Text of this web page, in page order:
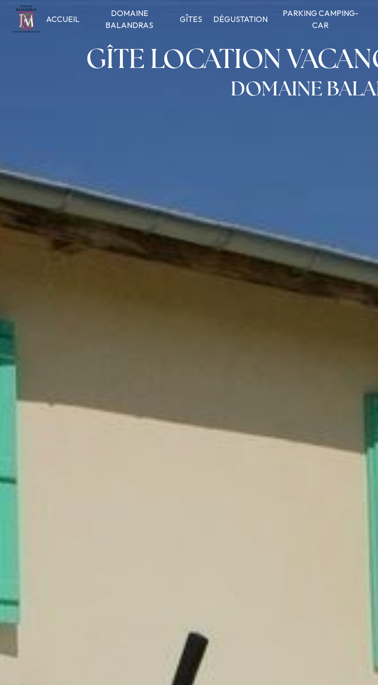
ACCUEIL
DOMAINE
BALANDRAS
GÎTES DÉGUSTATION
PARKING CAMPING-
CAR
GÎTE LOCATION
DOMAINE
Panneau de gestion des cookies